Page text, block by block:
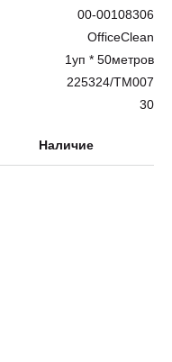
00-00108306
OfficeClean
1уп * 50метров
225324/ТМ007
30
Наличие